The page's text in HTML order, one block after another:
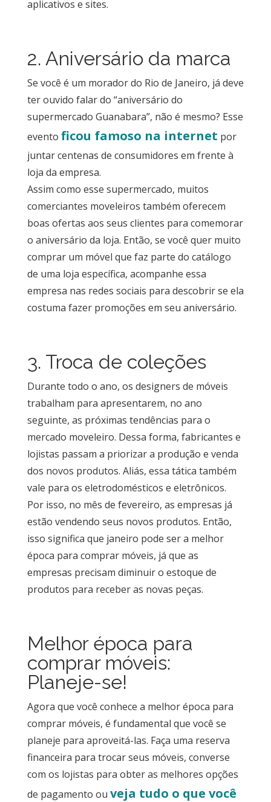
aplicativos e sites.
2. Aniversário da marca
Se você é um morador do Rio de Janeiro, já deve
ter ouvido falar do “aniversário do
supermercado Guanabara”, não é mesmo? Esse
evento ficou famoso na internet por
juntar centenas de consumidores em frente à
loja da empresa.
Assim como esse supermercado, muitos
comerciantes moveleiros também oferecem
boas ofertas aos seus clientes para comemorar
o aniversário da loja. Então, se você quer muito
comprar um móvel que faz parte do catálogo
de uma loja específica, acompanhe essa
empresa nas redes sociais para descobrir se ela
costuma fazer promoções em seu aniversário.
3. Troca de coleções
Durante todo o ano, os designers de móveis
trabalham para apresentarem, no ano
seguinte, as próximas tendências para o
mercado moveleiro. Dessa forma, fabricantes e
lojistas passam a priorizar a produção e venda
dos novos produtos. Aliás, essa tática também
vale para os eletrodomésticos e eletrônicos.
Por isso, no mês de fevereiro, as empresas já
estão vendendo seus novos produtos. Então,
isso significa que janeiro pode ser a melhor
época para comprar móveis, já que as
empresas precisam diminuir o estoque de
produtos para receber as novas peças.
Melhor época para
comprar móveis:
Planeje-se!
Agora que você conhece a melhor época para
comprar móveis, é fundamental que você se
planeje para aproveitá-las. Faça uma reserva
financeira para trocar seus móveis, converse
com os lojistas para obter as melhores opções
de pagamento ou veja tudo o que você